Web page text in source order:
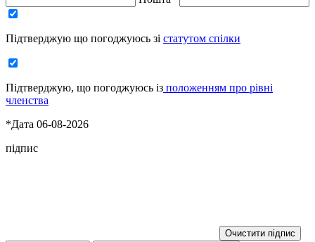
Підтверджую що погоджуюсь зі статутом спілки
Підтверджую, що погоджуюсь із положенням про рівні
членства
*Дата 06-08-2026
підпис
Очистити підпис